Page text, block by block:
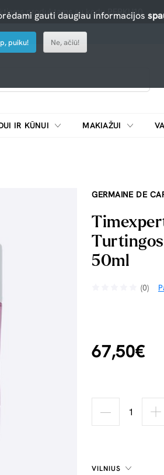
produktams su kodu PERKU10
IR KŪNUI MAKIAŽUI
GERMAINE DE
50ml
(0)
67,50€
VILNIUS
gauti daugiau informacijos
puiku! Ne, ačiū!